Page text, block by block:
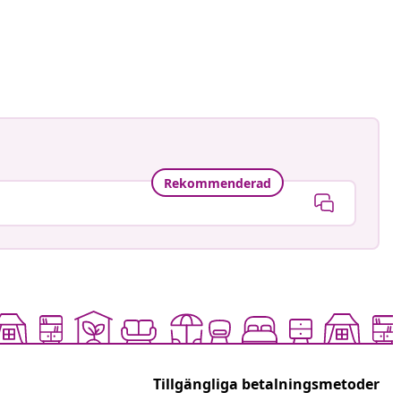
Rekommenderad
Tillgängliga betalningsmetoder